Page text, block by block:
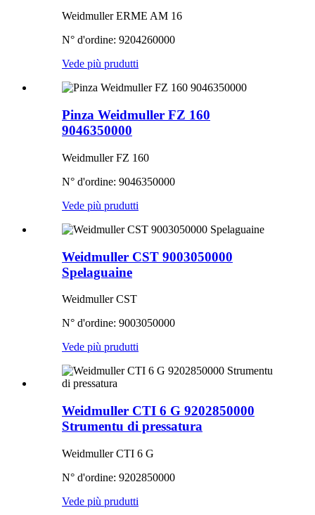
Weidmuller ERME AM 16
N° d'ordine: 9204260000
Vede più prudutti
Pinza Weidmuller FZ 160
9046350000
Weidmuller FZ 160
N° d'ordine: 9046350000
Vede più prudutti
Weidmuller CST 9003050000
Spelaguaine
Weidmuller CST
N° d'ordine: 9003050000
Vede più prudutti
Weidmuller CTI 6 G 9202850000
Strumentu di pressatura
Weidmuller CTI 6 G
N° d'ordine: 9202850000
Vede più prudutti